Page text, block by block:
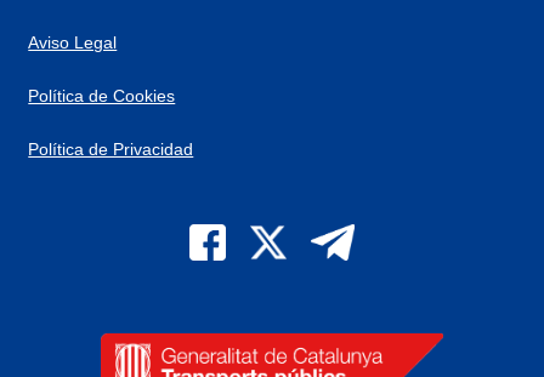
Aviso Legal
Política de Cookies
Política de Privacidad